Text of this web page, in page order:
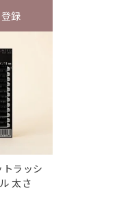
録
ラッシ
太さ